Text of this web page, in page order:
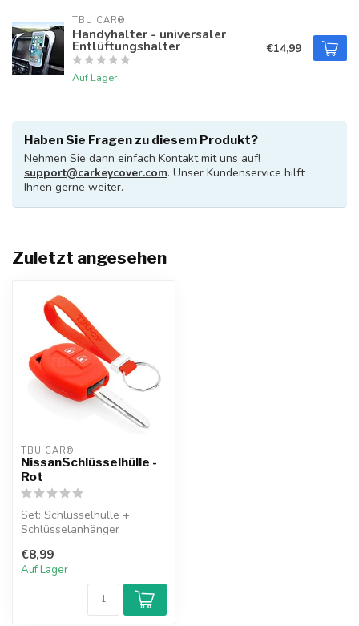
TBU CAR®
Handyhalter - universaler
Entlüftungshalter
Auf Lager
€14,99
Haben Sie Fragen zu diesem Produkt?
Nehmen Sie dann einfach Kontakt mit uns auf!
support@carkeycover.com. Unser Kundenservice hilft
Ihnen gerne weiter.
Zuletzt angesehen
TBU CAR®
NissanSchlüsselhülle -
Rot
Set: Schlüsselhülle +
Schlüsselanhänger
€8,99
Auf Lager